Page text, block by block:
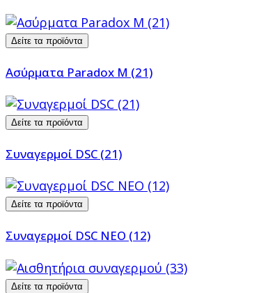
Δείτε τα προϊόντα
Ασύρματα Paradox M (21)
Δείτε τα προϊόντα
Συναγερμοί DSC (21)
Δείτε τα προϊόντα
Συναγερμοί DSC NEO (12)
Δείτε τα προϊόντα